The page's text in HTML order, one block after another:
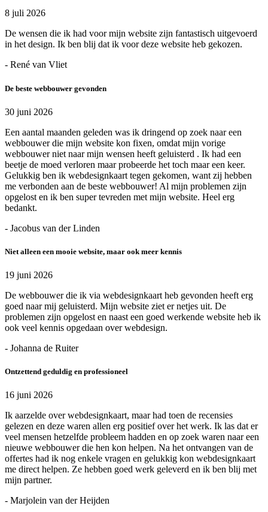
8 juli 2026
De wensen die ik had voor mijn website zijn fantastisch uitgevoerd
in het design. Ik ben blij dat ik voor deze website heb gekozen.
- René van Vliet
De beste webbouwer gevonden
30 juni 2026
Een aantal maanden geleden was ik dringend op zoek naar een
webbouwer die mijn website kon fixen, omdat mijn vorige
webbouwer niet naar mijn wensen heeft geluisterd . Ik had een
beetje de moed verloren maar probeerde het toch maar een keer.
Gelukkig ben ik webdesignkaart tegen gekomen, want zij hebben
me verbonden aan de beste webbouwer! Al mijn problemen zijn
opgelost en ik ben super tevreden met mijn website. Heel erg
bedankt.
- Jacobus van der Linden
Niet alleen een mooie website, maar ook meer kennis
19 juni 2026
De webbouwer die ik via webdesignkaart heb gevonden heeft erg
goed naar mij geluisterd. Mijn website ziet er netjes uit. De
problemen zijn opgelost en naast een goed werkende website heb ik
ook veel kennis opgedaan over webdesign.
- Johanna de Ruiter
Ontzettend geduldig en professioneel
16 juni 2026
Ik aarzelde over webdesignkaart, maar had toen de recensies
gelezen en deze waren allen erg positief over het werk. Ik las dat er
veel mensen hetzelfde probleem hadden en op zoek waren naar een
nieuwe webbouwer die hen kon helpen. Na het ontvangen van de
offertes had ik nog enkele vragen en gelukkig kon webdesignkaart
me direct helpen. Ze hebben goed werk geleverd en ik ben blij met
mijn partner.
- Marjolein van der Heijden